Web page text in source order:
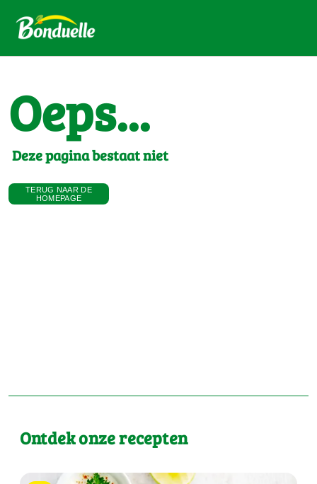
Oeps...
Deze pagina bestaat niet
TERUG NAAR DE
HOMEPAGE
Ontdek onze recepten